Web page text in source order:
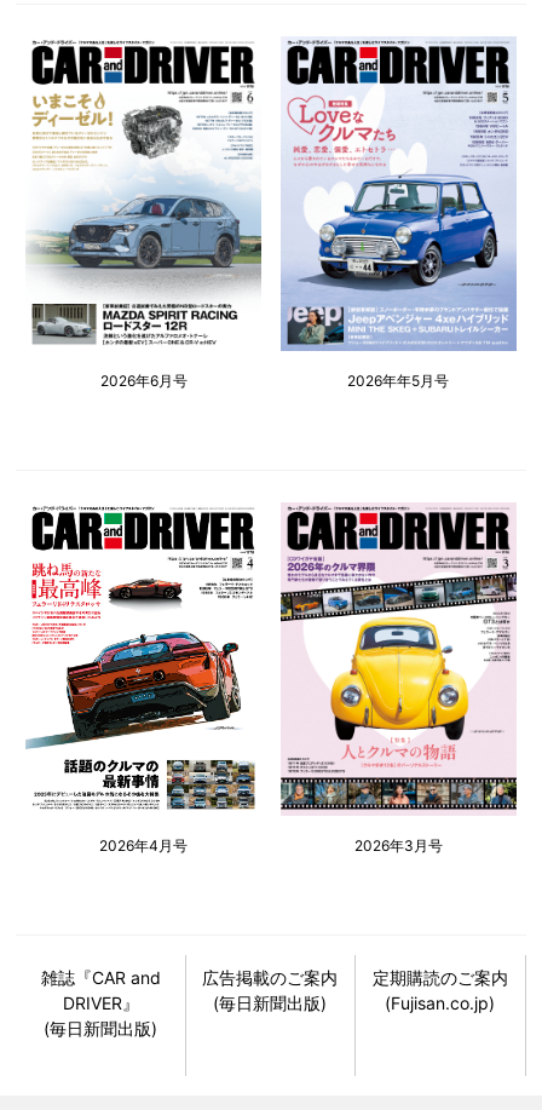
2026年6月号 2026年年5月号
2026年4月号 2026年3月号
雑誌『CAR and
DRIVER』
(毎日新聞出版)
広告掲載のご案内
(毎日新聞出版)
定期購読のご案内
(Fujisan.co.jp)